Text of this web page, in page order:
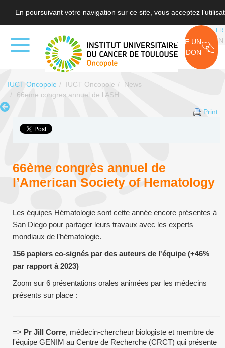
En poursuivant votre navigation sur ce site, vous acceptez
FR
EN
FAIRE UN
DON
IUCT Oncopole IUCT Oncopole
News
66eme congres annuel de l ASH
Print
66ème congrès annuel de
l’American Society of Hematology
Les équipes Hématologie sont cette année encore présentes à
San Diego pour partager leurs travaux avec les experts
mondiaux de l’hématologie.
156 papiers co-signés par des auteurs de l'équipe (+46%
par rapport à 2023)
Zoom sur 6 présentations orales animées par les médecins
présents sur place :
=> Pr Jill Corre, médecin-chercheur biologiste et membre de
l'équipe GENIM au Centre de Recherche (CRCT) qui présente